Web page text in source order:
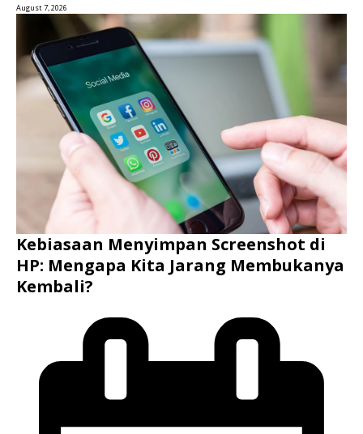
August 7, 2026
Kebiasaan Menyimpan Screenshot di
HP: Mengapa Kita Jarang Membukanya
Kembali?